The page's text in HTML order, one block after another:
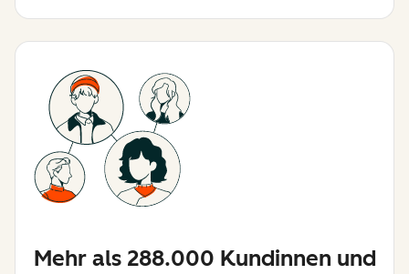
Mehr als 288.000 Kundinnen und